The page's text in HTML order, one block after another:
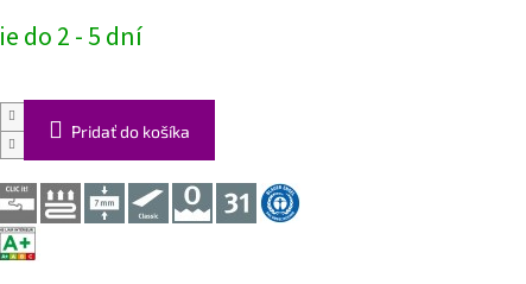
do 2 - 5 dní
Pridať do košíka